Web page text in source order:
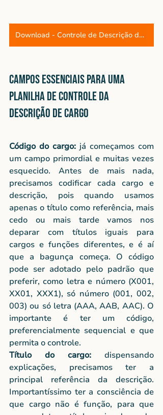
Download - Controle de Descrição de Cargo
Campos essenciais para uma
planilha de Controle da
Descrição de Cargo
Código do cargo: já começamos com
um campo primordial e muitas vezes
esquecido. Antes de mais nada,
precisamos codificar cada cargo e
descrição, pois quando usamos
apenas o título como referência, mais
cedo ou mais tarde vamos nos
deparar com títulos iguais para
cargos e funções diferentes, e é aí
que a bagunça começa. O código
pode ser adotado pelo padrão que
preferir, como letra e número (X001,
XX01, XXX1), só número (001, 002,
003) ou só letra (AAA, AAB, AAC). O
importante é ter um código,
preferencialmente sequencial e que
permita o controle.
Título do cargo: dispensando
explicações, precisamos ter a
principal referência da descrição.
Importantíssimo ter a consciência de
que cargo não é função, para que